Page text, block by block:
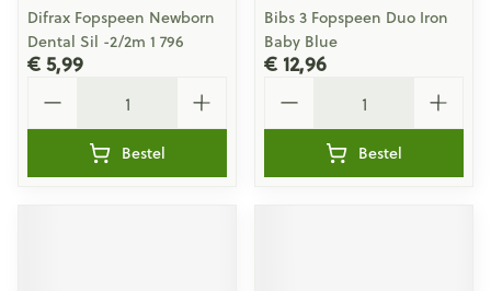
Difrax Fopspeen Newborn
Dental Sil -2/2m 1 796
€ 5,99
Bestel
Bibs 3 Fopspeen Duo Iron
Baby Blue
€ 12,96
Bestel